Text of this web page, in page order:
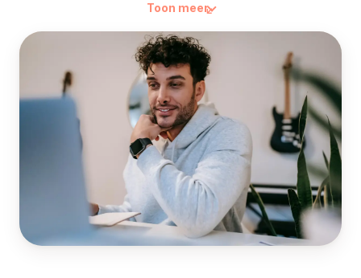
DISC-profiel als startpunt. Je vult de
vooraf in, leert je eigen stijl en valkuilen
kennen, en oefent in de middag met een
trainingsacteur hoe je je aanpast aan een andere
kleur. Alles gekoppeld aan jouw eigen collega’s,
klanten en samenwerk-situaties.
Toon meer